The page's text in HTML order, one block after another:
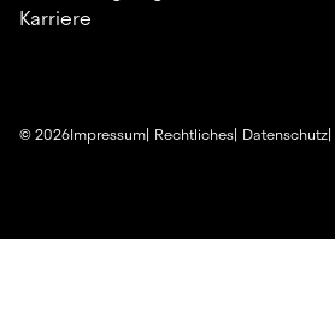
Karriere
©2026Impressum Rechtliches Datenschutz